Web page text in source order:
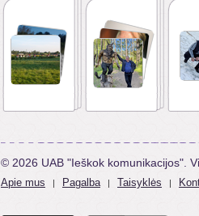
© 2026 UAB "Ieškok komunikacijos".
Apie mus | Pagalba | Taisyklės |